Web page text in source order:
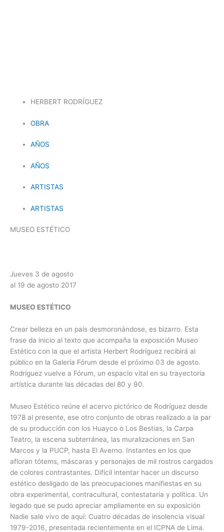
HERBERT RODRÍGUEZ
OBRA
AÑOS
AÑOS
ARTISTAS
ARTISTAS
MUSEO ESTÉTICO
Jueves 3 de agosto
al 19 de agosto 2017
MUSEO ESTÉTICO
Crear belleza en un país desmoronándose, es bizarro. Esta
frase da inicio al texto que acompaña la exposición Museo
Estético con la que el artista Herbert Rodríguez recibirá al
público en la Galería Fórum desde el próximo 03 de agosto.
Rodríguez vuelve a Fórum, un espacio vital en su trayectoria
artística durante las décadas del 80 y 90.
Museo Estético reúne el acervo pictórico de Rodríguez desde
1978 al presente, ese otro conjunto de obras realizado a la par
de su producción con los Huayco o Los Bestias, la Carpa
Teatro, la escena subterránea, las muralizaciones en San
Marcos y la PUCP, hasta El Averno. Instantes en los que
afloran tótems, máscaras y personajes de mil rostros cargados
de colores contrastantes. Difícil intentar hacer un discurso
estético desligado de las preocupaciones manifiestas en su
obra experimental, contracultural, contestataria y política. Un
legado que se pudo apreciar ampliamente en su exposición
Nadie sale vivo de aquí: Cuatro décadas de insolencia visual
1979-2016, presentada recientemente en el ICPNA de Lima.